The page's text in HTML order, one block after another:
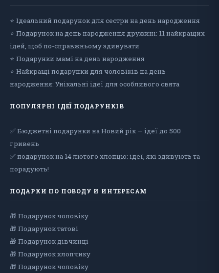
⭐ Ідеальний подарунок для сестри на день народження
⭐ Подарунок на день народження дружині: 11 найкращих
ідей, щоб по-справжньому здивувати
⭐ Подарунки мамі на день народження
⭐ Найкращі подарунки для чоловіків на день
народження: Унікальні ідеї для особливого свята
ПОПУЛЯРНІ ІДЕЇ ПОДАРУНКІВ
✅ Бюджетні подарунки на Новий рік — ідеї до 500
гривень
✅ подарунок на 14 лютого хлопцю: ідеї, які здивують та
порадують!
ПОДАРКИ ПО ПОВОДУ И ИНТЕРЕСАМ
🎁 Подарунок чоловiку
🎁 Подарунок татові
🎁 Подарунок дівчинці
🎁 Подарунок хлопчику
🎁 Подарунок чоловіку